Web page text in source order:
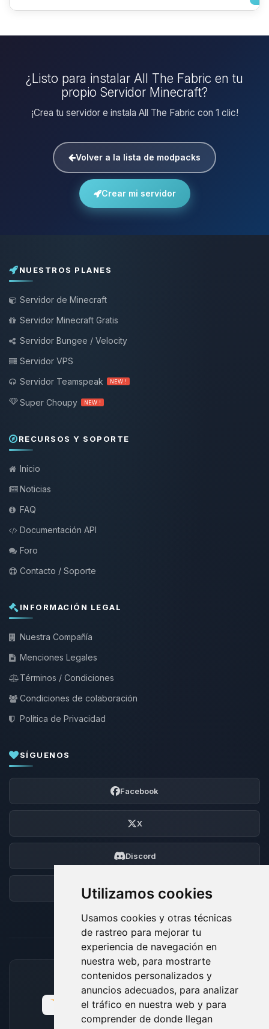
Utilizamos cookies
Usamos cookies y otras técnicas
de rastreo para mejorar tu
experiencia de navegación en
nuestra web, para mostrarte
contenidos personalizados y
anuncios adecuados, para analizar
el tráfico en nuestra web y para
comprender de donde llegan
¿Listo para instalar All The Fabric en tu
propio Servidor Minecraft?
¡Crea tu servidor e instala All The Fabric con 1 clic!
Volver a la lista de modpacks
Crear mi servidor
NUESTROS PLANES
Servidor de Minecraft
Servidor Minecraft Gratis
Servidor Bungee / Velocity
Servidor VPS
Servidor Teamspeak
NEW !
Super Choupy NEW !
RECURSOS Y SOPORTE
Inicio
Noticias
FAQ
Documentación API
Foro
Contacto / Soporte
INFORMACIÓN LEGAL
Nuestra Compañía
Menciones Legales
Términos / Condiciones
Condiciones de colaboración
Política de Privacidad
SÍGUENOS
Facebook
X
Discord
Foro
MÉTODOS DE PAGO ACEPTADOS